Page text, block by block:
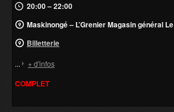
20:00 – 22:00
Maskinongé – L’Grenier Magasin général
Billetterie
... + d'infos
COMPLET